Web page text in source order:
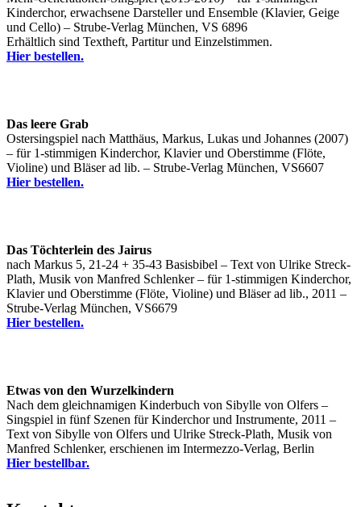
Kinderchor, erwachsene Darsteller und Ensemble (Klavier, Geige
und Cello) – Strube-Verlag München, VS 6896
Erhältlich sind Textheft, Partitur und Einzelstimmen.
Hier bestellen.
Das leere Grab
Ostersingspiel nach Matthäus, Markus, Lukas und Johannes (2007)
– für 1-stimmigen Kinderchor, Klavier und Oberstimme (Flöte,
Violine) und Bläser ad lib. – Strube-Verlag München, VS6607
Hier bestellen.
Das Töchterlein des Jairus
nach Markus 5, 21-24 + 35-43 Basisbibel – Text von Ulrike Streck-
Plath, Musik von Manfred Schlenker – für 1-stimmigen Kinderchor,
Klavier und Oberstimme (Flöte, Violine) und Bläser ad lib., 2011 –
Strube-Verlag München, VS6679
Hier bestellen.
Etwas von den Wurzelkindern
Nach dem gleichnamigen Kinderbuch von Sibylle von Olfers –
Singspiel in fünf Szenen für Kinderchor und Instrumente, 2011 –
Text von Sibylle von Olfers und Ulrike Streck-Plath, Musik von
Manfred Schlenker, erschienen im Intermezzo-Verlag, Berlin
Hier bestellbar.